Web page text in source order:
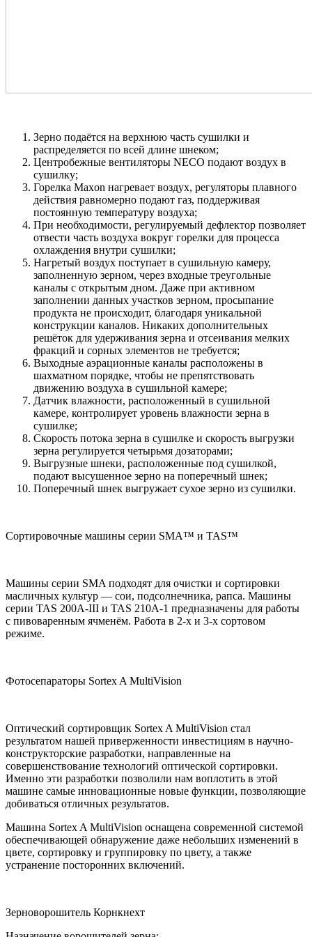
Зерно подаётся на верхнюю часть сушилки и
распределяется по всей длине шнеком;
Центробежные вентиляторы NECO подают воздух в
сушилку;
Горелка Maxon нагревает воздух, регуляторы плавного
действия равномерно подают газ, поддерживая
постоянную температуру воздуха;
При необходимости, регулируемый дефлектор позволяет
отвести часть воздуха вокруг горелки для процесса
охлаждения внутри сушилки;
Нагретый воздух поступает в сушильную камеру,
заполненную зерном, через входные треугольные
каналы с открытым дном. Даже при активном
заполнении данных участков зерном, просыпание
продукта не происходит, благодаря уникальной
конструкции каналов. Никаких дополнительных
решёток для удерживания зерна и отсеивания мелких
фракций и сорных элементов не требуется;
Выходные аэрационные каналы расположены в
шахматном порядке, чтобы не препятствовать
движению воздуха в сушильной камере;
Датчик влажности, расположенный в сушильной
камере, контролирует уровень влажности зерна в
сушилке;
Скорость потока зерна в сушилке и скорость выгрузки
зерна регулируется четырьмя дозаторами;
Выгрузные шнеки, расположенные под сушилкой,
подают высушенное зерно на поперечный шнек;
Поперечный шнек выгружает сухое зерно из сушилки.
Сортировочные машины серии SMA™ и TAS™
Машины серии SMA подходят для очистки и сортировки
масличных культур — сои, подсолнечника, рапса. Машины
серии TAS 200A-III и TAS 210A-1 предназначены для работы
с пивоваренным ячменём. Работа в 2-х и 3-х сортовом
режиме.
Фотосепараторы Sortex A MultiVision
Оптический сортировщик Sortex A MultiVision стал
результатом нашей приверженности инвестициям в научно-
конструкторские разработки, направленные на
совершенствование технологий оптической сортировки.
Именно эти разработки позволили нам воплотить в этой
машине самые инновационные новые функции, позволяющие
добиваться отличных результатов.
Машина Sortex A MultiVision оснащена современной системой
обеспечивающей обнаружение даже небольших изменений в
цвете, сортировку и группировку по цвету, а также
устранение посторонних включений.
Зерноворошитель Корнкнехт